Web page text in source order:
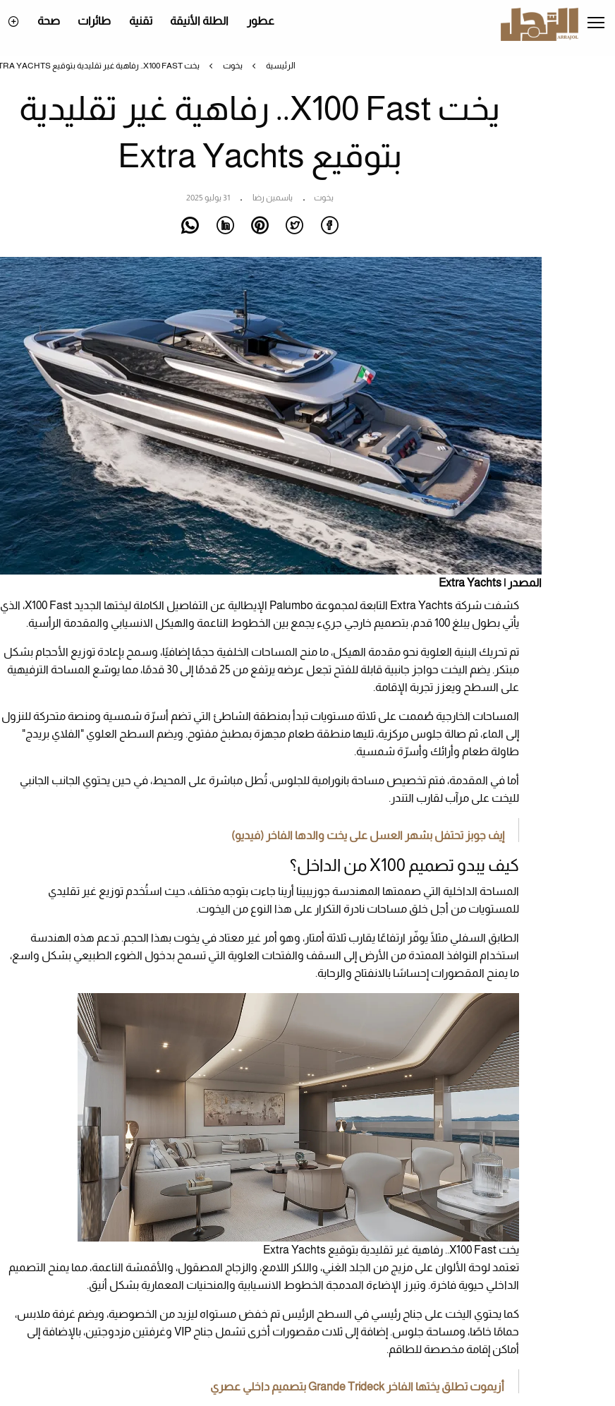
إلى
المحتوى
عطور الطلة الأنيقة تقنية طائرات صحة
الرئيسية يخوت يخت X100 FAST.. رفاهية غير تقليدية بتوقيع EXTRA YACHTS
يخت X100 Fast.. رفاهية غير تقليدية
بتوقيع Extra Yachts
يخوت ياسمين رضا 31 يوليو 2025
المصدر | Extra Yachts
كشفت شركة Extra Yachts التابعة لمجموعة Palumbo الإيطالية عن التفاصيل الكاملة ليختها الجديد X100 Fast، الذي
يأتي بطول يبلغ 100 قدم، بتصميم خارجي جريء يجمع بين الخطوط الناعمة والهيكل الانسيابي والمقدمة الرأسية.
تم تحريك البنية العلوية نحو مقدمة الهيكل، ما منح المساحات الخلفية حجمًا إضافيًا، وسمح بإعادة توزيع الأحجام بشكل
مبتكر. يضم اليخت حواجز جانبية قابلة للفتح تجعل عرضه يرتفع من 25 قدمًا إلى 30 قدمًا، مما يوسّع المساحة الترفيهية
على السطح ويعزز تجربة الإقامة.
المساحات الخارجية صُممت على ثلاثة مستويات تبدأ بمنطقة الشاطئ التي تضم أسرّة شمسية ومنصة متحركة للنزول
إلى الماء، ثم صالة جلوس مركزية، تليها منطقة طعام مجهزة بمطبخ مفتوح. ويضم السطح العلوي "الفلاي بريدج"
طاولة طعام وأرائك وأسرّة شمسية.
أما في المقدمة، فتم تخصيص مساحة بانورامية للجلوس، تُطل مباشرة على المحيط، في حين يحتوي الجانب الجانبي
لليخت على مرآب لقارب التندر.
إيف جوبز تحتفل بشهر العسل على يخت والدها الفاخر (فيديو)
كيف يبدو تصميم X100 من الداخل؟
المساحة الداخلية التي صممتها المهندسة جوزيبينا أرينا جاءت بتوجه مختلف، حيث استُخدم توزيع غير تقليدي
للمستويات من أجل خلق مساحات نادرة التكرار على هذا النوع من اليخوت.
الطابق السفلي مثلًا يوفّر ارتفاعًا يقارب ثلاثة أمتار، وهو أمر غير معتاد في يخوت بهذا الحجم. تدعم هذه الهندسة
استخدام النوافذ الممتدة من الأرض إلى السقف والفتحات العلوية التي تسمح بدخول الضوء الطبيعي بشكل واسع،
ما يمنح المقصورات إحساسًا بالانفتاح والرحابة.
يخت X100 Fast.. رفاهية غير تقليدية بتوقيع Extra Yachts
تعتمد لوحة الألوان على مزيج من الجلد الغني، واللكر اللامع، والزجاج المصقول، والأقمشة الناعمة، مما يمنح التصميم
الداخلي حيوية فاخرة. وتبرز الإضاءة المدمجة الخطوط الانسيابية والمنحنيات المعمارية بشكل أنيق.
كما يحتوي اليخت على جناح رئيسي في السطح الرئيس تم خفض مستواه ليزيد من الخصوصية، ويضم غرفة ملابس،
حمامًا خاصًا، ومساحة جلوس. إضافة إلى ثلاث مقصورات أخرى تشمل جناح VIP وغرفتين مزدوجتين، بالإضافة إلى
أماكن إقامة مخصصة للطاقم.
أزيموت تطلق يختها الفاخر Grande Trideck بتصميم داخلي عصري